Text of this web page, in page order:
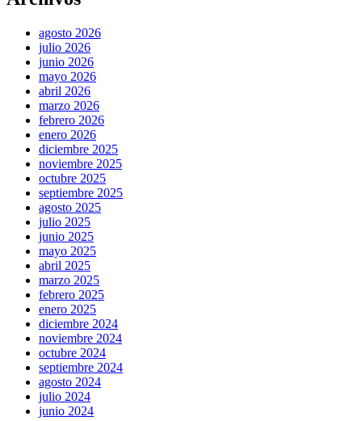
agosto 2026
julio 2026
junio 2026
mayo 2026
abril 2026
marzo 2026
febrero 2026
enero 2026
diciembre 2025
noviembre 2025
octubre 2025
septiembre 2025
agosto 2025
julio 2025
junio 2025
mayo 2025
abril 2025
marzo 2025
febrero 2025
enero 2025
diciembre 2024
noviembre 2024
octubre 2024
septiembre 2024
agosto 2024
julio 2024
junio 2024